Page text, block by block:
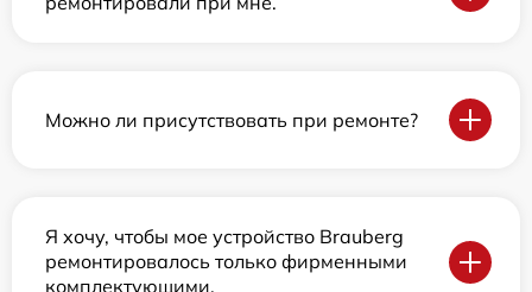
Можно ли присутствовать при ремонте?
Я хочу, чтобы мое устройство Brauberg
ремонтировалось только фирменными
комплектующими.